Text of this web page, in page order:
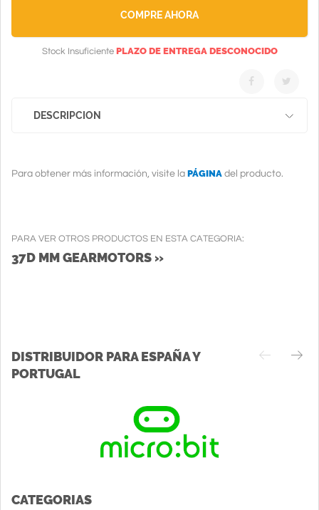
COMPRE AHORA
Stock Insuficiente PLAZO DE ENTREGA DESCONOCIDO
DESCRIPCION
Para obtener más información, visite la PÁGINA del producto.
PARA VER OTROS PRODUCTOS EN ESTA CATEGORIA:
37D MM GEARMOTORS »
DISTRIBUIDOR PARA ESPAÑA Y
PORTUGAL
CATEGORIAS